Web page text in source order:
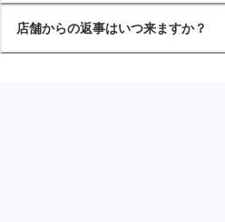
店舗からの返事はいつ来ますか？